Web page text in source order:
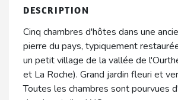
DESCRIPTION
Cinq chambres d'hôtes dans une
pierre du pays, typiquement
un petit village de la vallée de
et La Roche). Grand jardin fleuri et
Toutes les chambres sont pourvues